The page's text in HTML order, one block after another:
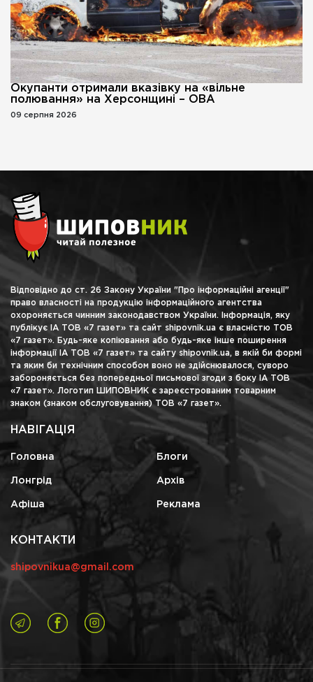
Окупанти отримали вказівку на «вільне
полювання» на Херсонщині – ОВА
09 серпня 2026
Відповідно до ст. 26 Закону України "Про інформаційні агенції"
право власності на продукцію інформаційного агентства
охороняється чинним законодавством України. Інформація, яку
публікує ІА ТОВ «7 газет» та сайт shipovnik.ua є власністю ТОВ
«7 газет». Будь-яке копіювання або будь-яке інше поширення
інформації ІА ТОВ «7 газет» та сайту shipovnik.ua, в якій би формі
та яким би технічним способом воно не здійснювалося, суворо
забороняється без попередньої письмової згоди з боку ІА ТОВ
«7 газет». Логотип ШИПОВНИК є зареєстрованим товарним
знаком (знаком обслуговування) ТОВ «7 газет».
НАВІГАЦІЯ
Головна Блоги
Лонгрід Архів
Афіша Реклама
КОНТАКТИ
shipovnikua@gmail.com